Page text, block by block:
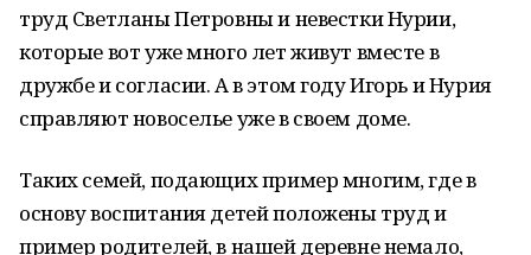
труд Светланы Петровны и невестки Нурии,
которые вот уже много лет живут вместе в
дружбе и согласии. А в этом году Игорь и Нурия
справляют новоселье уже в своем доме.
Таких семей, подающих пример многим, где в
основу воспитания детей положены труд и
пример родителей, в нашей деревне немало,